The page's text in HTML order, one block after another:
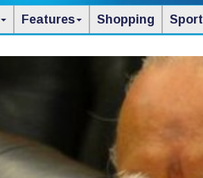
Features Shopping Sport